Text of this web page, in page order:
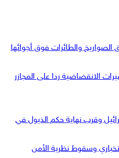
والطائرات فوق أجوائها
الانقضاضية ردا على المجازر
وقرب نهاية حكم الذيول في
وسقوط نظرية الأمن